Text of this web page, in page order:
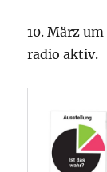
10. März
radio aktiv.